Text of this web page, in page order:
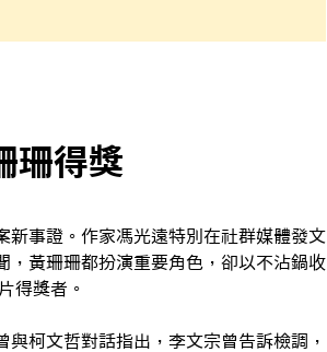
珊得獎
新事證。作家馮光遠特別在社群媒體發文
，黃珊珊都扮演重要角色，卻以不沾鍋收
得獎者。
柯文哲對話指出，李文宗曾告訴檢調，